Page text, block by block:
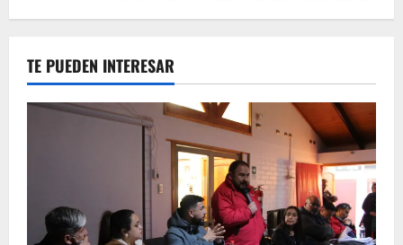
TE PUEDEN INTERESAR